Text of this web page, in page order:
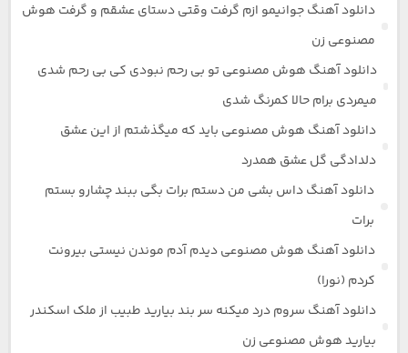
دانلود آهنگ جوانیمو ازم گرفت وقتی دستای عشقم و گرفت هوش
مصنوعی زن
دانلود آهنگ هوش مصنوعی تو بی رحم نبودی کی بی رحم شدی
میمردی برام حالا کمرنگ شدی
دانلود آهنگ هوش مصنوعی باید که میگذشتم از این عشق
دلدادگی گل عشق همدرد
دانلود آهنگ داس بشی من دستم برات بگی ببند چشارو بستم
برات
دانلود آهنگ هوش مصنوعی دیدم آدم موندن نیستی بیرونت
کردم (نورا)
دانلود آهنگ سروم درد میکنه سر بند بیارید طبیب از ملک اسکندر
بیارید هوش مصنوعی زن